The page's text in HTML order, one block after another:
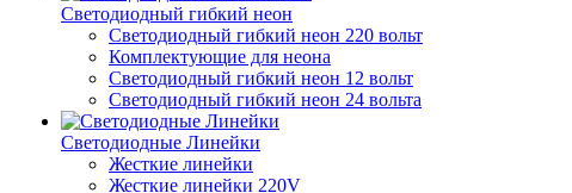
Светодиодный гибкий неон
Светодиодный гибкий неон 220 вольт
Комплектующие для неона
Светодиодный гибкий неон 12 вольт
Светодиодный гибкий неон 24 вольта
Светодиодные Линейки
Жесткие линейки
Жесткие линейки 220V